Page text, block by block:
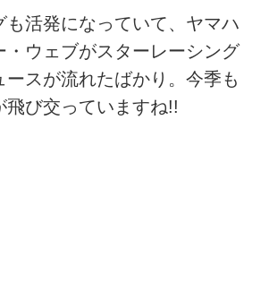
も活発になっていて、ヤマハ
・ウェブがスターレーシング
ースが流れたばかり。今季も
飛び交っていますね!!